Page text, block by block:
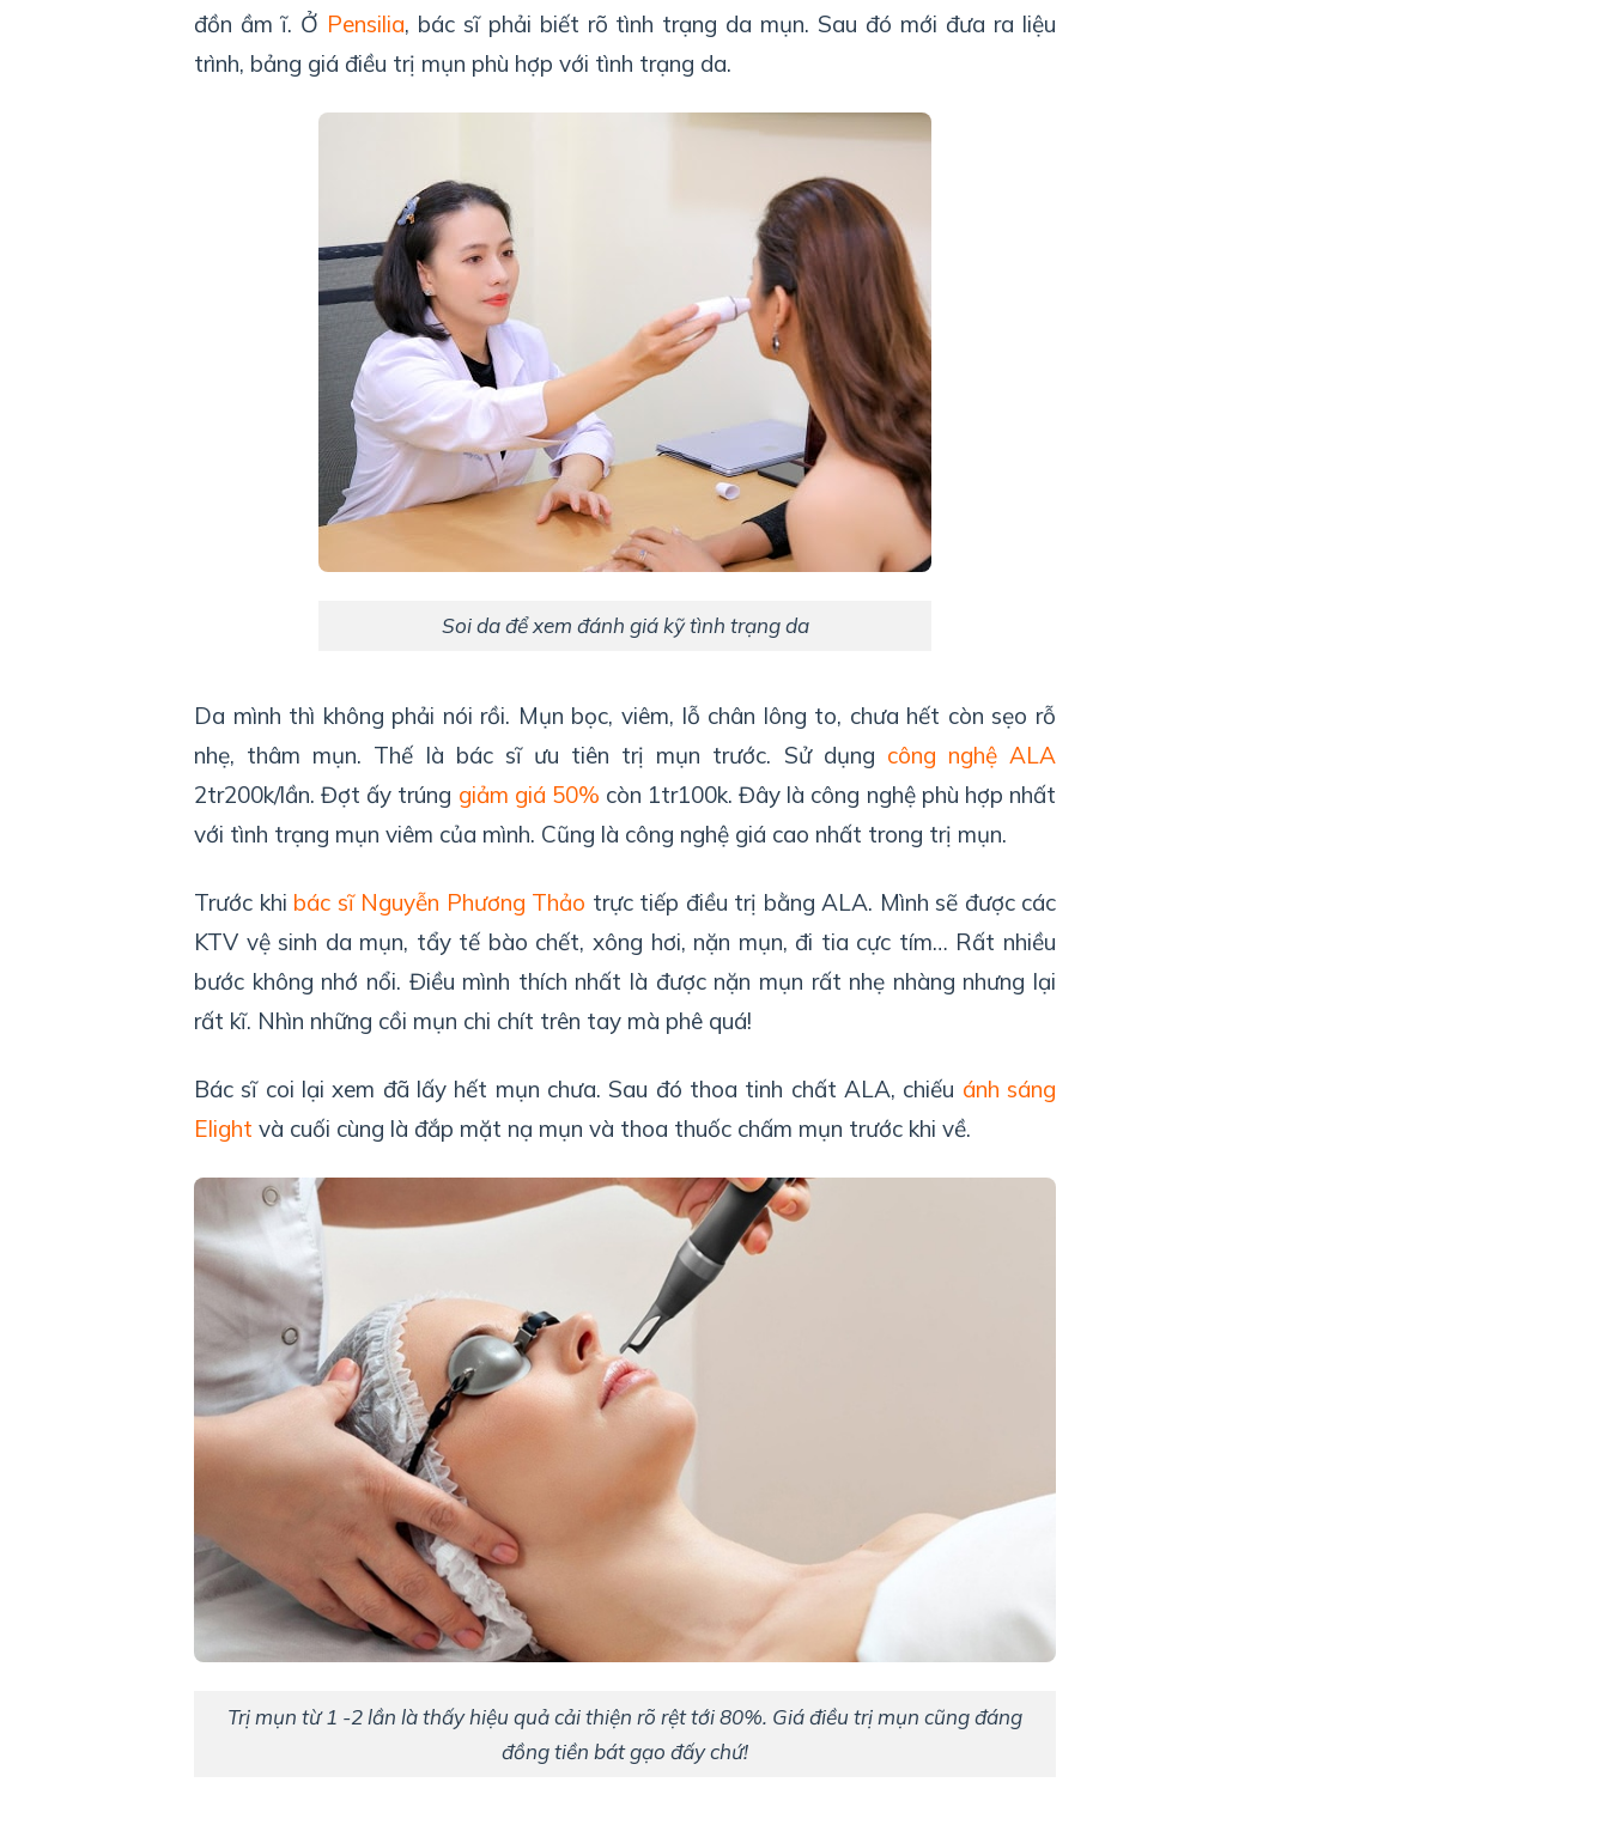
đồn ầm ĩ. Ở Pensilia, bác sĩ phải biết rõ tình trạng da mụn. Sau đó mới đưa ra liệu
trình, bảng giá điều trị mụn phù hợp với tình trạng da.
Soi da để xem đánh giá kỹ tình trạng da
Da mình thì không phải nói rồi. Mụn bọc, viêm, lỗ chân lông to, chưa hết còn sẹo rỗ
nhẹ, thâm mụn. Thế là bác sĩ ưu tiên trị mụn trước. Sử dụng công nghệ ALA
2tr200k/lần. Đợt ấy trúng giảm giá 50% còn 1tr100k. Đây là công nghệ phù hợp nhất
với tình trạng mụn viêm của mình. Cũng là công nghệ giá cao nhất trong trị mụn.
Trước khi bác sĩ Nguyễn Phương Thảo trực tiếp điều trị bằng ALA. Mình sẽ được các
KTV vệ sinh da mụn, tẩy tế bào chết, xông hơi, nặn mụn, đi tia cực tím… Rất nhiều
bước không nhớ nổi. Điều mình thích nhất là được nặn mụn rất nhẹ nhàng nhưng lại
rất kĩ. Nhìn những cồi mụn chi chít trên tay mà phê quá!
Bác sĩ coi lại xem đã lấy hết mụn chưa. Sau đó thoa tinh chất ALA, chiếu ánh sáng
Elight và cuối cùng là đắp mặt nạ mụn và thoa thuốc chấm mụn trước khi về.
Trị mụn từ 1 -2 lần là thấy hiệu quả cải thiện rõ rệt tới 80%. Giá điều trị mụn cũng đáng
đồng tiền bát gạo đấy chứ!